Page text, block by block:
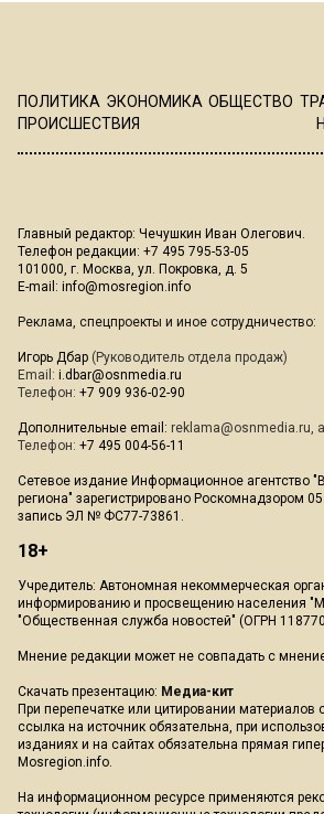
ПОЛИТИКА ЭКОНОМИКА ОБЩЕСТВО
ПРОИСШЕСТВИЯ
Главный редактор: Чечушкин Иван Олегович.
Телефон редакции: +7 495 795-53-05
101000, г. Москва, ул. Покровка, д. 5
E-mail: info@mosregion.info
Реклама, спецпроекты и иное сотрудничество:
Игорь Дбар (Руководитель отдела продаж)
Email: i.dbar@osnmedia.ru
Телефон: +7 909 936-02-90
Дополнительные email: reklama@osnmedia.ru,
Телефон: +7 495 004-56-11
Сетевое издание Информационное агентство
региона" зарегистрировано Роскомнадзором
запись ЭЛ № ФС77-73861.
18+
Учредитель: Автономная некоммерческая
информированию и просвещению населения
"Общественная служба новостей" (ОГРН
Мнение редакции может не совпадать с
Скачать презентацию: Медиа-кит
При перепечатке или цитировании материалов
ссылка на источник обязательна, при
изданиях и на сайтах обязательна прямая
Mosregion.info.
На информационном ресурсе применяются